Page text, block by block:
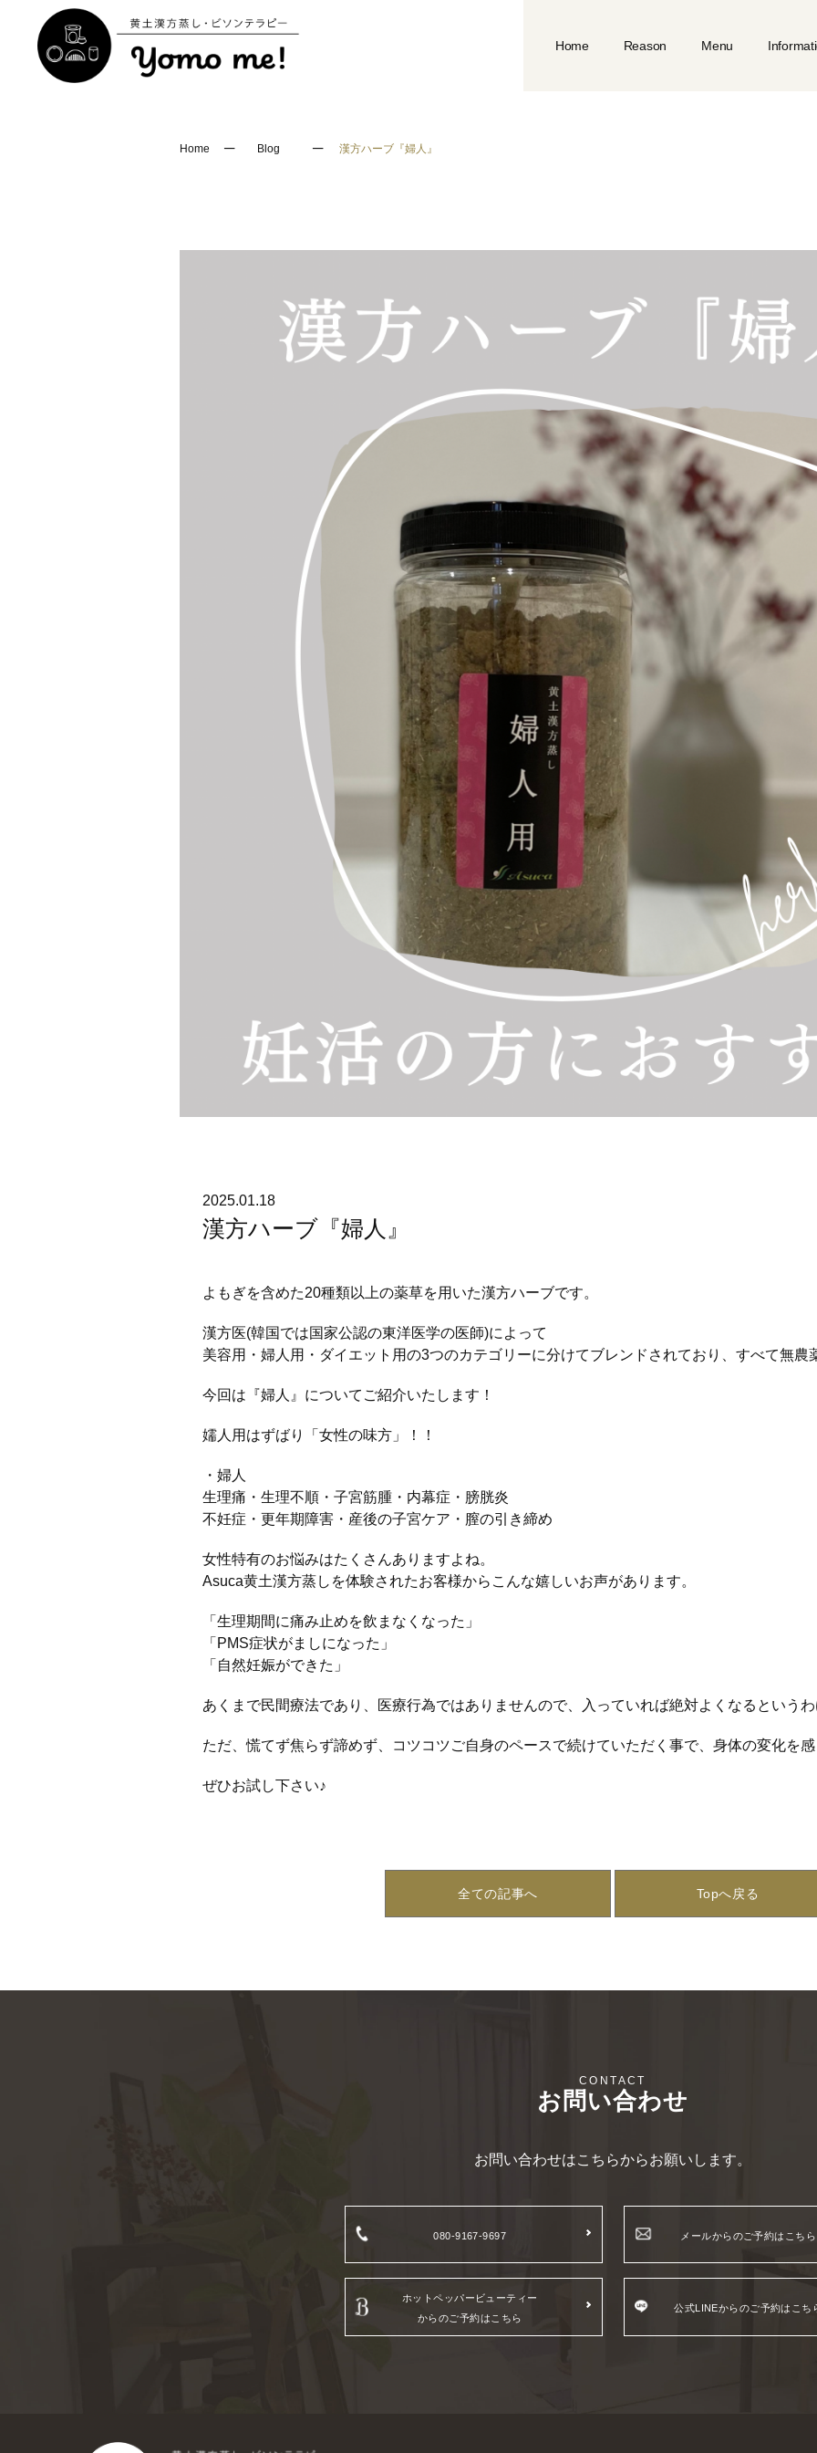
Home Reason Menu
Home ─ Blog ─ 漢方ハーブ『婦人』
2025.01.18
漢方ハーブ『婦人』
よもぎを含めた20種類以上の薬草を用いた漢方ハーブです。
漢方医(韓国では国家公認の東洋医学の医師)によって
美容用・婦人用・ダイエット用の3つのカテゴリーに分けてブレンドされており、すべて無
今回は『婦人』についてご紹介いたします！
嬬人用はずばり「女性の味方」！！
・婦人
生理痛・生理不順・子宮筋腫・内幕症・膀胱炎
不妊症・更年期障害・産後の子宮ケア・膣の引き締め
女性特有のお悩みはたくさんありますよね。
Asuca黄土漢方蒸しを体験されたお客様からこんな嬉しいお声があります。
「生理期間に痛み止めを飲まなくなった」
「PMS症状がましになった」
「自然妊娠ができた」
あくまで民間療法であり、医療行為ではありませんので、入っていれば絶対よくなるという
ただ、慌てず焦らず諦めず、コツコツご自身のペースで続けていただく事で、身体の変化を
ぜひお試し下さい♪
全ての記事へ Topへ戻る
お問い合わせ
お問い合わせはこちらからお願いします。
080-9167-9697 メールからのご予約はこちら
ホットペッパービューティー
からのご予約はこちら
公式LINEからのご予約はこち